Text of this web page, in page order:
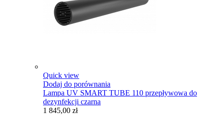
Quick view
Dodaj do porównania
Lampa UV SMART TUBE 110 przepływowa do
dezynfekcji czarna
1 845,00 zł